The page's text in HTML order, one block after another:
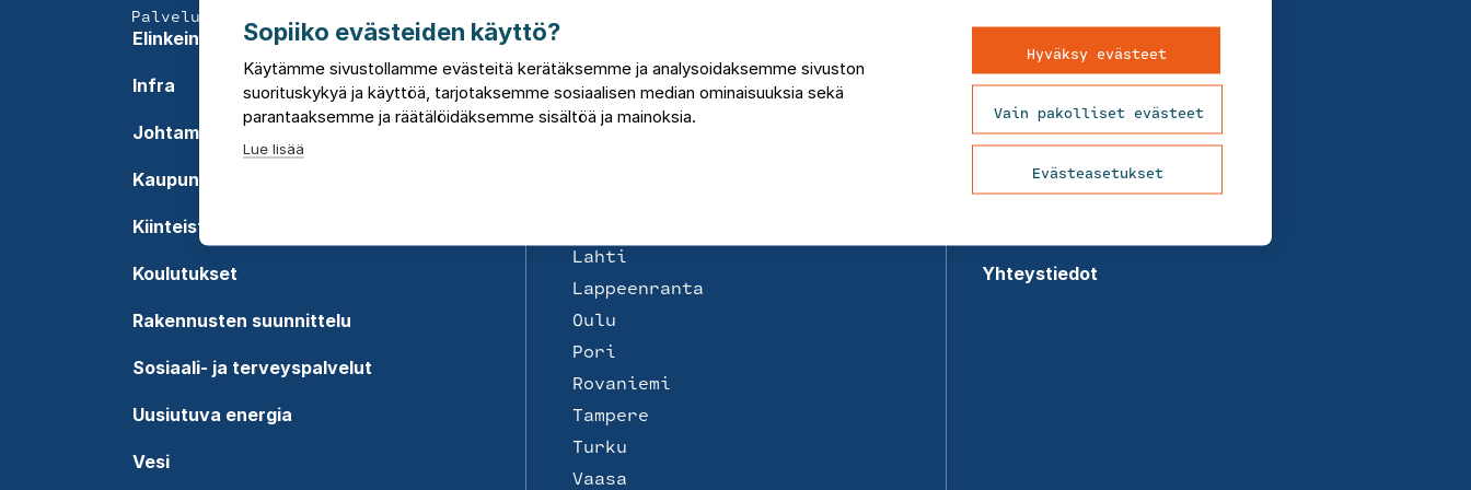
Palvelumme
Elinkeinot ja aluekehitys
Infra
Johtaminen
Kaupunkisuunnittelu
Kiinteistöjohtaminen
Koulutukset
Rakennusten suunnittelu
Sosiaali- ja terveyspalvelut
Uusiutuva energia
Vesi
Helsinki
Joensuu
Jyväskylä
Lahti
Lappeenranta
Oulu
Pori
Rovaniemi
Tampere
Turku
Vaasa
Uutiset
Asiakastarinat
Tietosuojaseloste
Yhteystiedot
Sopiiko evästeiden käyttö?
Käytämme sivustollamme evästeitä kerätäksemme ja analysoidaksemme sivuston
suorituskykyä ja käyttöä, tarjotaksemme sosiaalisen median ominaisuuksia sekä
parantaaksemme ja räätälöidäksemme sisältöä ja mainoksia.
Lue lisää
Hyväksy evästeet
Vain pakolliset evästeet
Evästeasetukset